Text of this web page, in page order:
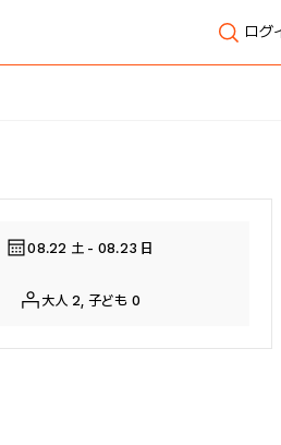
ログ
08.22 土 - 08.23 日
大人 2, 子ども 0